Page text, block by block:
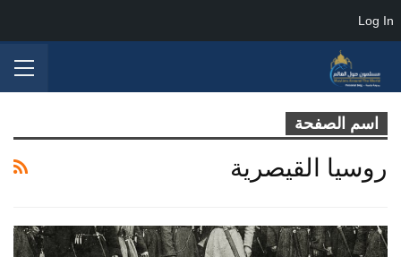
اسم الصفحة
روسيا القيصرية
Log In